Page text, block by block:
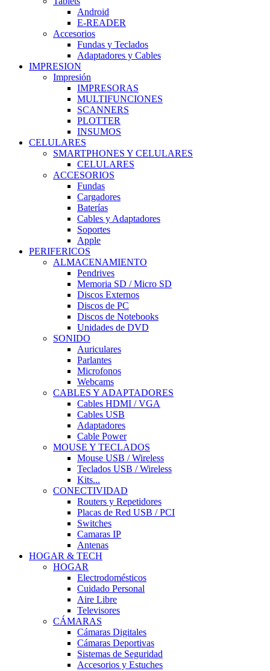
Android
E-READER
Accesorios
Fundas y Teclados
Adaptadores y Cables
IMPRESION
Impresión
IMPRESORAS
MULTIFUNCIONES
SCANNERS
PLOTTER
INSUMOS
CELULARES
SMARTPHONES Y CELULARES
CELULARES
ACCESORIOS
Fundas
Cargadores
Baterías
Cables y Adaptadores
Soportes
Apple
PERIFERICOS
ALMACENAMIENTO
Pendrives
Memoria SD / Micro SD
Discos Externos
Discos de PC
Discos de Notebooks
Unidades de DVD
SONIDO
Auriculares
Parlantes
Microfonos
Webcams
CABLES Y ADAPTADORES
Cables HDMI / VGA
Cables USB
Adaptadores
Cable Power
MOUSE Y TECLADOS
Mouse USB / Wireless
Teclados USB / Wireless
Kits...
CONECTIVIDAD
Routers y Repetidores
Placas de Red USB / PCI
Switches
Camaras IP
Antenas
HOGAR & TECH
HOGAR
Electrodomésticos
Cuidado Personal
Aire Libre
Televisores
CÁMARAS
Cámaras Digitales
Cámaras Deportivas
Sistemas de Seguridad
Accesorios y Estuches